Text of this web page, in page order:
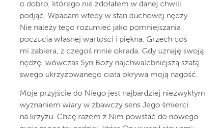
o dobro, którego nie zdołałem w danej chwili
podjąć. Wpadam wtedy w stan duchowej nędzy.
Nie należy tego rozumieć jako pomniejszania
poczucia własnej wartości i piękna. Grzech coś
mi zabiera, z czegoś mnie okrada. Gdy uznaję swoją
nędzę, wówczas Syn Boży najchwalebniejszą szatą
swego ukrzyżowanego ciała okrywa moją nagość.
Moje przyjście do Niego jest najbardziej niezwykłym
wyznaniem wiary w zbawczy sens Jego śmierci
na krzyżu. Chcę razem z Nim powstać do nowego